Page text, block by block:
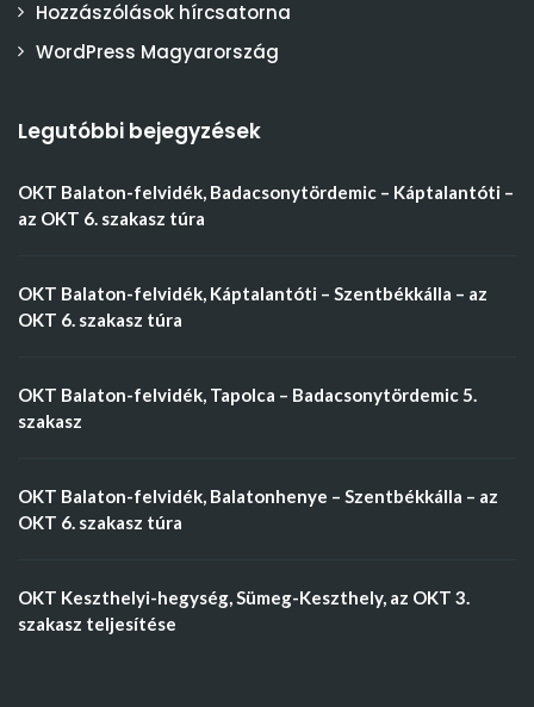
Hozzászólások hírcsatorna
WordPress Magyarország
Legutóbbi bejegyzések
OKT Balaton-felvidék, Badacsonytördemic – Káptalantóti –
az OKT 6. szakasz túra
OKT Balaton-felvidék, Káptalantóti – Szentbékkálla – az
OKT 6. szakasz túra
OKT Balaton-felvidék, Tapolca – Badacsonytördemic 5.
szakasz
OKT Balaton-felvidék, Balatonhenye – Szentbékkálla – az
OKT 6. szakasz túra
OKT Keszthelyi-hegység, Sümeg-Keszthely, az OKT 3.
szakasz teljesítése